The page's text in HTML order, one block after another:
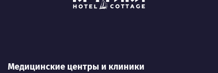
Медицинские центры и клиники